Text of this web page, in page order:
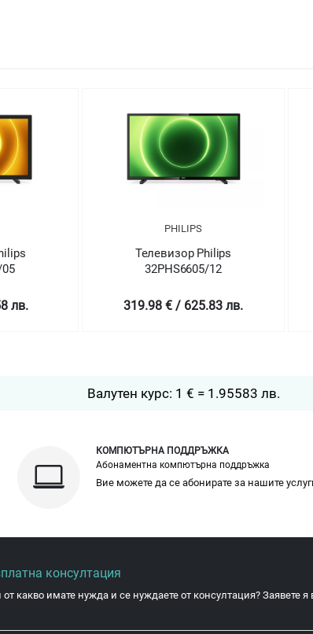
лв.
PHILIPS
Телевизор Philips
32PHS6605/12
319.98 € / 625.83 лв.
Валутен курс: 1 € = 1.95583 лв.
КОМПЮТЪРНА ПОДДРЪЖКА
Абонаментна компютърна поддръжка
Вие можете да се абонирате за нашите
консултация
от какво имате нужда и се нуждаете от консултация? Заявете я